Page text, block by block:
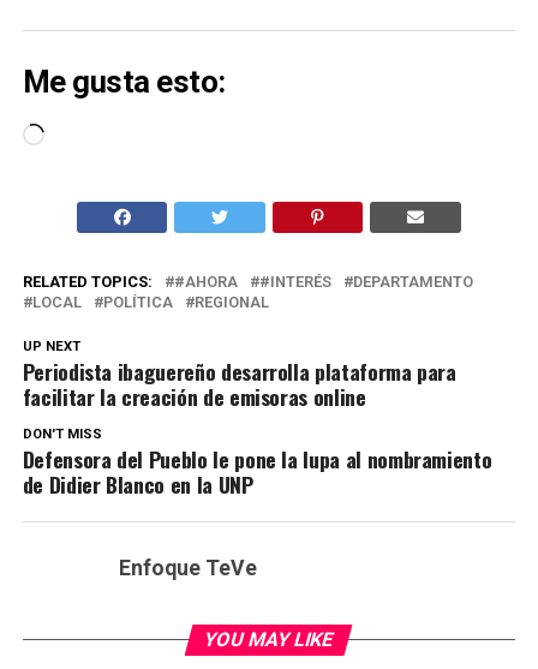
Me gusta esto:
Cargando...
RELATED TOPICS: #AHORA #INTERÉS
DEPARTAMENTO
LOCAL
POLÍTICA REGIONAL
UP NEXT
Periodista ibaguereño desarrolla plataforma para
facilitar la creación de emisoras online
DON'T MISS
Defensora del Pueblo le pone la lupa al nombramiento
de Didier Blanco en la UNP
Enfoque TeVe
YOU MAY LIKE